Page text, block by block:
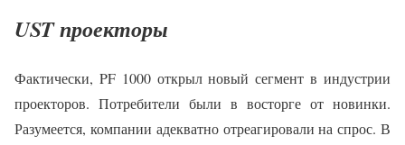
UST проекторы
Фактически, PF 1000 открыл новый сегмент в индустрии
проекторов. Потребители были в восторге от новинки.
Разумеется, компании адекватно отреагировали на спрос. В